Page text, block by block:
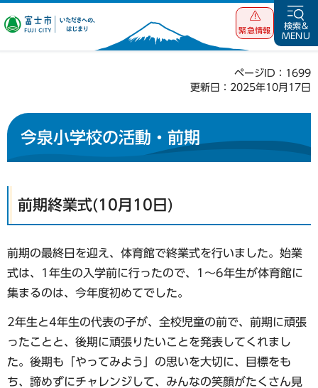
富士市 いただ
緊急情報
検索&
MENU
ページID：1699
更新日：2025年10月17日
今泉小学校の活動・前期
前期終業式(10月10日)
前期の最終日を迎え、体育館で終業式を行いました。始業
式は、1年生の入学前に行ったので、1～6年生が体育館に
集まるのは、今年度初めてでした。
2年生と4年生の代表の子が、全校児童の前で、前期に頑張
ったことと、後期に頑張りたいことを発表してくれまし
た。後期も「やってみよう」の思いを大切に、目標をも
ち、諦めずにチャレンジして、みんなの笑顔がたくさん見